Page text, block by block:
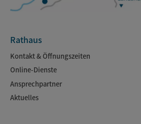
Rathaus
Kontakt & Öffnungszeiten
Online-Dienste
Ansprechpartner
Aktuelles